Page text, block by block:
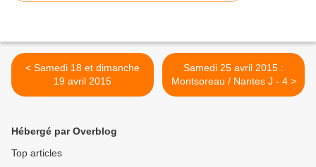
< Samedi 18 et dimanche
19 avril 2015
Samedi 25 avril 2015 :
Montsoreau / Nantes J - 4 >
Hébergé par Overblog
Top articles